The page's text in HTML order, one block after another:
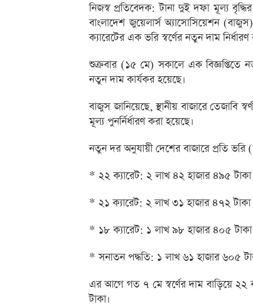
নিজস্ব প্রতিবেদক: টানা দুই দফা মূল্য
বাংলাদেশ জুয়েলার্স অ্যাসোসিয়েশন
ক্যারেটের এক ভরি স্বর্ণের নতুন দাম
শুক্রবার (১৫ মে) সকালে এক
নতুন দাম কার্যকর হয়েছে।
বাজুস জানিয়েছে, স্থানীয় বাজারে তেজাবি
মূল্য পুনর্নির্ধারণ করা হয়েছে।
নতুন দর অনুযায়ী দেশের বাজারে প্রতি ভরি
* ২২ ক্যারেট: ২ লাখ ৪২ হাজার ৪৯৫ টাকা
* ২১ ক্যারেট: ২ লাখ ৩১ হাজার ৪৭২ টাকা
* ১৮ ক্যারেট: ১ লাখ ৯৮ হাজার ৪০৫ টাকা
* সনাতন পদ্ধতি: ১ লাখ ৬১ হাজার ৬০৫
এর আগে গত ৭ মে স্বর্ণের দাম বাড়িয়ে ২২
টাকা।